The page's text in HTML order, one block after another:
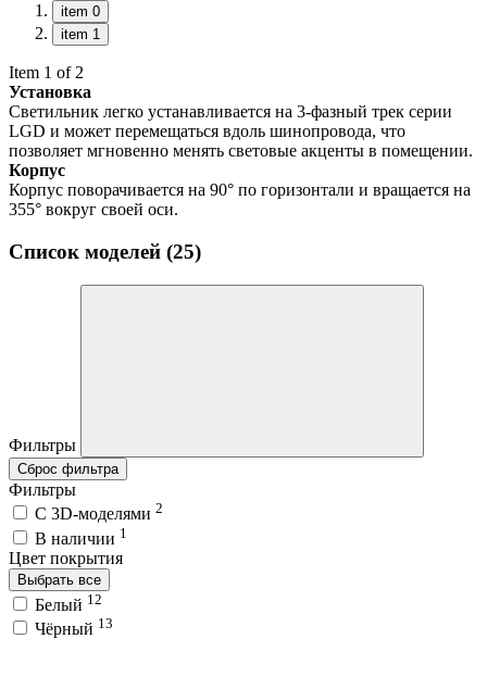
item 0
item 1
Item 1 of 2
Установка
Светильник легко устанавливается на 3-фазный трек серии
LGD и может перемещаться вдоль шинопровода, что
позволяет мгновенно менять световые акценты в помещении.
Корпус
Корпус поворачивается на 90° по горизонтали и вращается на
355° вокруг своей оси.
Список моделей (25)
Фильтры
Сброс фильтра
Фильтры
C 3D-моделями 2
В наличии 1
Цвет покрытия
Выбрать все
Белый 12
Чёрный 13